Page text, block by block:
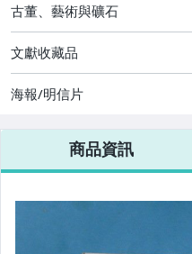
古董、藝術與礦石
文獻收藏品
海報/明信片
商品資訊